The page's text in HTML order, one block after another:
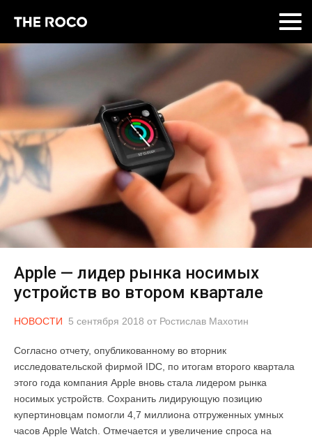
Apple — лидер рынка носимых
устройств во втором квартале
НОВОСТИ 5 сентября 2018 от Ростислав Махотин
Согласно отчету, опубликованному во вторник
исследовательской фирмой IDC, по итогам второго квартала
этого года компания Apple вновь стала лидером рынка
носимых устройств. Сохранить лидирующую позицию
купертиновцам помогли 4,7 миллиона отгруженных ​​умных
часов Apple Watch. Отмечается и увеличение спроса на